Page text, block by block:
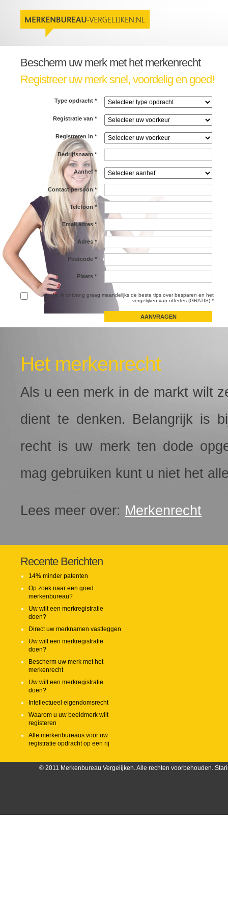
Bescherm uw merk met het merkenrecht
Registreer uw merk snel, voordelig en goed!
Type opdracht *
Registratie van *
Registreren in *
Bedrijfsnaam*
Aanhef*
Contact persoon*
Telefoon *
Email adres *
Adres*
Postcode *
Plaats *
Ja, ik ontvang graag maandelijks de beste tips over besparen en het
vergelijken van offertes (GRATIS).*
Het merkenrecht
Als u een merk in de markt wilt
dient te denken. Belangrijk is
recht is uw merk ten dode
mag gebruiken kunt u niet het
Lees meer over: Merkenrecht
Recente Berichten
14% minder patenten
Op zoek naar een goed
merkenbureau?
Uw wilt een merkregistratie
doen?
Direct uw merknamen vastleggen
Uw wilt een merkregistratie
doen?
Bescherm uw merk met het
merkenrecht
Uw wilt een merkregistratie
doen?
Intellectueel eigendomsrecht
Waarom u uw beeldmerk wilt
registeren
Alle merkenbureaus voor uw
registratie opdracht op een rij
© 2011 Merkenbureau Vergelijken. Alle rechten voorbehouden.